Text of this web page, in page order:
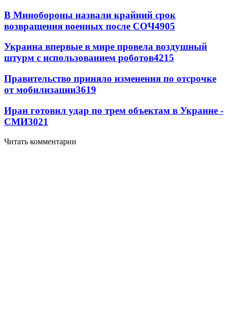
В Минобороны назвали крайний срок
возвращения военных после СОЧ4905
Украина впервые в мире провела воздушный
штурм с использованием роботов4215
Правительство приняло изменения по отсрочке
от мобилизации3619
Иран готовил удар по трем объектам в Украине -
СМИ3021
Читать комментарии